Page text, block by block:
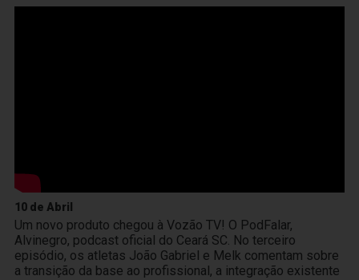
10 de Abril
Um novo produto chegou à Vozão TV! O PodFalar,
Alvinegro, podcast oficial do Ceará SC. No terceiro
episódio, os atletas João Gabriel e Melk comentam sobre
a transição da base ao profissional, a integração existente